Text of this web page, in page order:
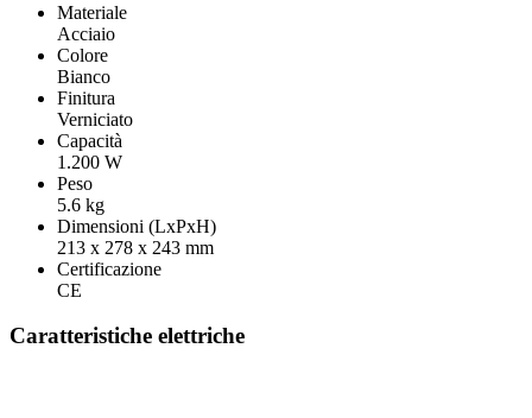
Materiale
Acciaio
Colore
Bianco
Finitura
Verniciato
Capacità
1.200 W
Peso
5.6 kg
Dimensioni (LxPxH)
213 x 278 x 243 mm
Certificazione
CE
Caratteristiche elettriche